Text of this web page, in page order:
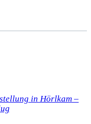
in Hörlkam –